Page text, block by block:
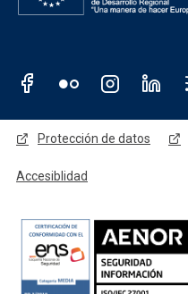
Redes sociales
Menú legal
Protección de datos
Accesiblidad